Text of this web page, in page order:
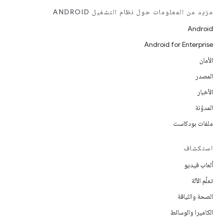
مزيد من المعلومات حول نظام التشغيل ANDROID
Android
Android for Enterprise
الأمان
المصدر
الأخبار
المدوّنة
ملفات بودكاست
استكشاف
ألعاب فيديو
تعلُم الآلة
الصحة واللياقة
الكاميرا والوسائط